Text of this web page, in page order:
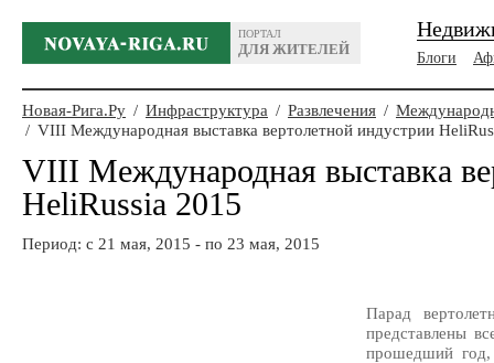
ПОРТАЛ
ДЛЯ ЖИТЕЛЕЙ
Блоги
Новая-Рига.Ру / Инфраструктура / Развлечения /
/ VIII Международная выставка вертолетной индустрии
VIII Международная выставка
HeliRussia 2015
Период: c 21 мая, 2015 - по 23 мая, 2015
Парад
представлены
прошедший год,